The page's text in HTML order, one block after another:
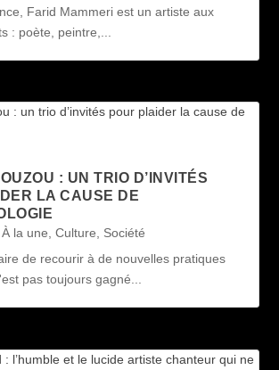
Farid Mammeri est un artiste aux
: poète, peintre,...
: UN TRIO D’INVITÉS
LA CAUSE DE
À la une,Culture, Société
de recourir à de nouvelles pratiques
pas toujours gagné...